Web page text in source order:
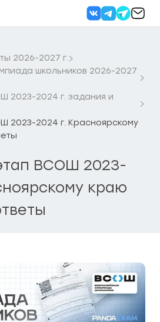
2026-2027 г.
школьников 2026-2027
2023-2024 г. задания и
2023-2024 г. Красноярскому
ВСОШ 2023-
краю